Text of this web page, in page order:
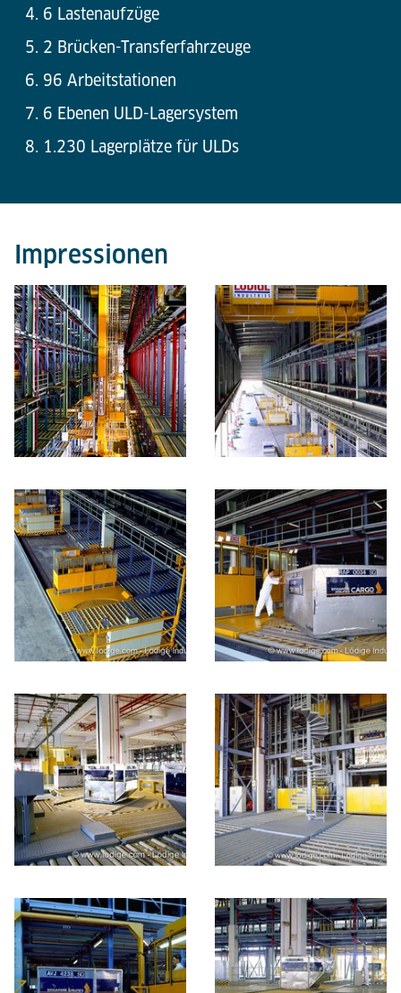
6 Lastenaufzüge
2 Brücken-Transferfahrzeuge
96 Arbeitstationen
6 Ebenen ULD-Lagersystem
1.230 Lagerplätze für ULDs
Impressionen